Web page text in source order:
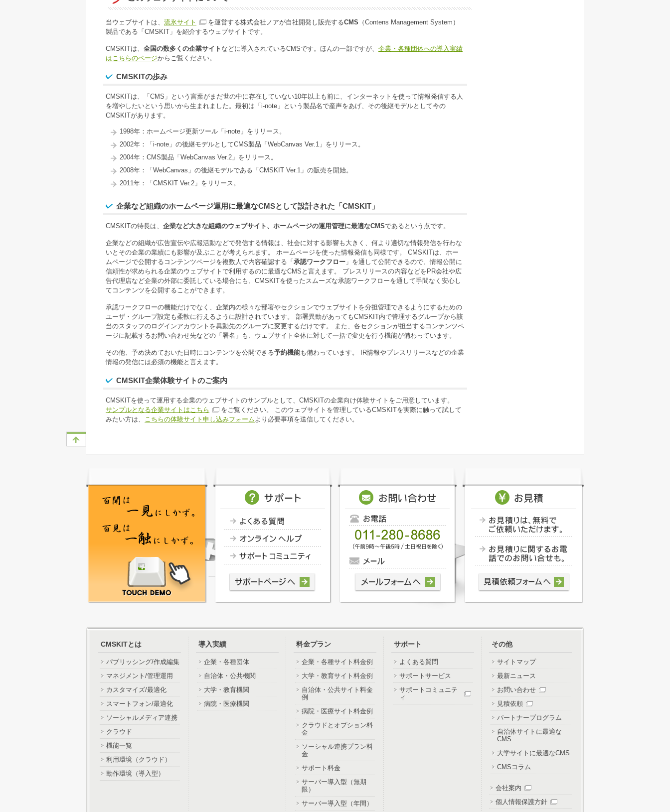
当ウェブサイトは、 流氷サイト を運営する株式会社ノアが自社開発し販売するCMS （Contens Management System）
製品である「CMSKIT」を紹介するウェブサイトです。
CMSKITは、 全国の数多くの企業サイト などに導入されているCMSです。ほんの一部ですが、 企業・各種団体への導入実績
はこちらのページからご覧ください。
CMSKITの歩み
CMSKITは、「CMS」という言葉がまだ世の中に存在していない10年以上も前に、インターネットを使って情報発信する人
を増やしたいという思いから生まれました。最初は「i-note」という製品名で産声をあげ、その後継モデルとして今の
CMSKITがあります。
1998年：ホームページ更新ツール「i-note」をリリース。
2002年：「i-note」の後継モデルとしてCMS製品「WebCanvas Ver.1」をリリース。
2004年：CMS製品「WebCanvas Ver.2」をリリース。
2008年：「WebCanvas」の後継モデルである「CMSKIT Ver.1」の販売を開始。
2011年：「CMSKIT Ver.2」をリリース。
企業など組織のホームページ運用に最適なCMSとして設計された「CMSKIT」
CMSKITの特長は、 企業など大きな組織のウェブサイト、ホームページの運用管理に最適なCMSであるという点です。
企業などの組織が広告宣伝や広報活動などで発信する情報は、社会に対する影響も大きく、何より適切な情報発信を行わな
いとその企業の業績にも影響が及ぶことが考えられます。 ホームページを使った情報発信も同様です。 CMSKITは、ホー
ムページで公開するコンテンツページを複数人で内容確認する「 承認ワークフロー 」を通して公開できるので、情報公開に
信頼性が求められる企業のウェブサイトで利用するのに最適なCMSと言えます。 プレスリリースの内容などをPR会社や広
告代理店など企業の外部に委託している場合にも、CMSKITを使ったスムーズな承認ワークフローを通して手間なく安心し
てコンテンツを公開することができます。
承認ワークフローの機能だけでなく、企業内の様々な部署やセクションでウェブサイトを分担管理できるようにするための
ユーザ・グループ設定も柔軟に行えるように設計されています。 部署異動があってもCMSKIT内で管理するグループから該
当のスタッフのログインアカウントを異動先のグループに変更するだけです。 また、各セクションが担当するコンテンツペ
ージに記載するお問い合わせ先などの「署名」も、ウェブサイト全体に対して一括で変更を行う機能が備わっています。
その他、予め決めておいた日時にコンテンツを公開できる予約機能も備わっています。 IR情報やプレスリリースなどの企業
情報の発信には必須の機能と言えます。
CMSKIT企業体験サイトのご案内
CMSKITを使って運用する企業のウェブサイトのサンプルとして、CMSKITの企業向け体験サイトをご用意しています。
サンプルとなる企業サイトはこちら
をご覧ください。 このウェブサイトを管理しているCMSKITを実際に触って試して
みたい方は、 こちらの体験サイト申し込みフォームより必要事項を送信してください。
CMSKITとは
パブリッシング/作成編集
マネジメント/管理運用
カスタマイズ/最適化
スマートフォン/最適化
ソーシャルメディア連携
クラウド
機能一覧
利用環境（クラウド）
動作環境（導入型）
導入実績
企業・各種団体
自治体・公共機関
大学・教育機関
病院・医療機関
料金プラン
企業・各種サイト料金例
大学・教育サイト料金例
自治体・公共サイト料金
例
病院・医療サイト料金例
クラウドとオプション料
金
ソーシャル連携プラン料
金
サポート料金
サーバー導入型（無期
限）
サーバー導入型（年間）
サポート
よくある質問
サポートサービス
サポートコミュニテ
ィ
その他
サイトマップ
最新ニュース
お問い合わせ
見積依頼
パートナープログラム
自治体サイトに最適な
CMS
大学サイトに最適なCMS
CMSコラム
会社案内
個人情報保護方針